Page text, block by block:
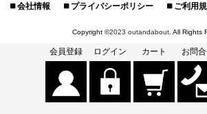
会員登録 ログイン カート お問
会社情報
プライバシーポリシー ご利用
Copyright ©2023 outandabout. All Rights